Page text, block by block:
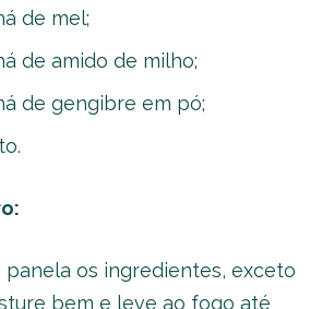
de mel;
de amido de milho;
de gengibre em pó;
panela os ingredientes, exceto
bem e leve ao fogo até